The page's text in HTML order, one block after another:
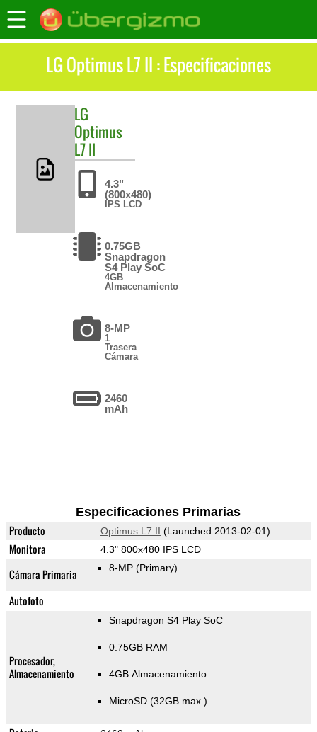
LG Optimus L7 II : Especificaciones
LG
Optimus
L7 II
4.3"
(800x480)
IPS LCD
0.75GB
Snapdragon
S4 Play SoC
4GB
Almacenamiento
8-MP
1
Trasera
Cámara
2460
mAh
Especificaciones Primarias
Producto Optimus L7 II (Launched 2013-02-01)
Monitora 4.3" 800x480 IPS LCD
Cámara Primaria 8-MP (Primary)
Autofoto
Procesador,
Almacenamiento
Snapdragon S4 Play SoC
0.75GB RAM
4GB Almacenamiento
MicroSD (32GB max.)